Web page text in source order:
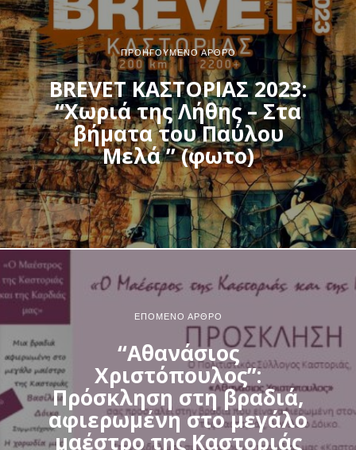
ΠΡΟΗΓΟΎΜΕΝΟ ΆΡΘΡΟ
BREVET ΚΑΣΤΟΡΙΑΣ 2023:
“Χωριά της Λήθης – Στα
βήματα του Παύλου
Μελά ” (φωτο)
ΕΠΌΜΕΝΟ ΆΡΘΡΟ
“Αθανάσιος
Χριστόπουλος”:
Πρόσκληση στη βραδιά,
αφιερωμένη στο μεγάλο
μαέστρο της Καστοριάς